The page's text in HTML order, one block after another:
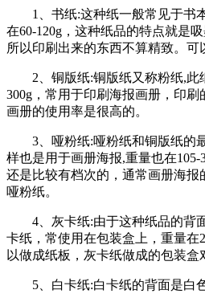
1、书纸:这种纸一般常见于书
在60-120g，这种纸品的特点就是
所以印刷出来的东西不算精致。可
2、铜版纸:铜版纸又称粉纸,此
300g，常用于印刷海报画册，印
画册的使用率是很高的。
3、哑粉纸:哑粉纸和铜版纸的
样也是用于画册海报,重量也在
还是比较有档次的，通常画册海报
哑粉纸。
4、灰卡纸:由于这种纸品的背
卡纸，常使用在包装盒上，重量在
以做成纸板，灰卡纸做成的包装盒
5、白卡纸:白卡纸的背面是白